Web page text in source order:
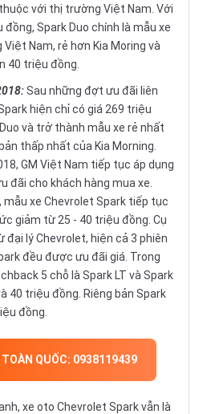
với thị trường Việt Nam. Với
Spark Duo chính là mẫu xe
Nam, rẻ hơn Kia Moring và
40 triệu đồng.
Sau những đợt ưu đãi liên
hiện chỉ có giá 269 triệu
và trở thành mẫu xe rẻ nhất
thấp nhất của Kia Morning.
GM Việt Nam tiếp tục áp dụng
đãi cho khách hàng mua xe.
mẫu xe Chevrolet Spark tiếp tục
giảm từ 25 - 40 triệu đồng. Cụ
lý Chevrolet, hiện cả 3 phiên
đều được ưu đãi giá. Trong
5 chỗ là Spark LT và Spark
40 triệu đồng. Riêng bản Spark
đồng.
TOÀN QUỐC: 0938119439
xe oto Chevrolet Spark vẫn là